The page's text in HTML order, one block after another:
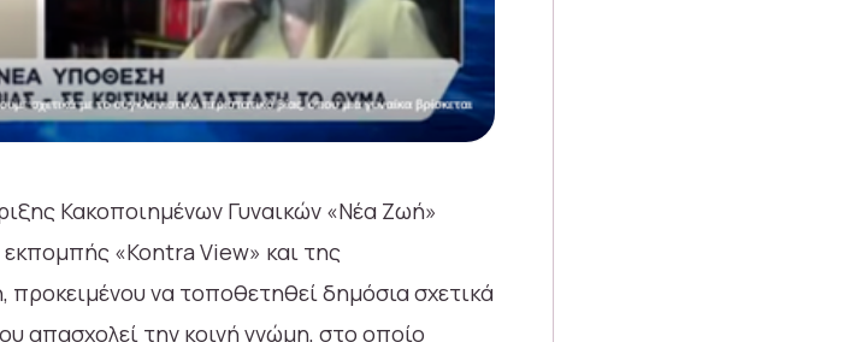
Κακοποιημένων Γυναικών «Νέα Ζωή»
«Kontra View» και της
να τοποθετηθεί δημόσια σχετικά
απασχολεί την κοινή γνώμη, στο οποίο